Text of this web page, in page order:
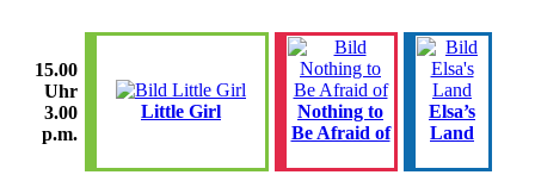
15.00
Uhr
3.00
p.m.
Little Girl
Nothing to
Be Afraid of
Elsa’s
Land